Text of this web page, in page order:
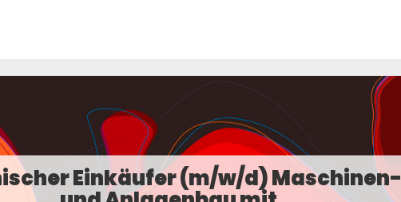
Einkäufer (m/w/d) Maschinen-